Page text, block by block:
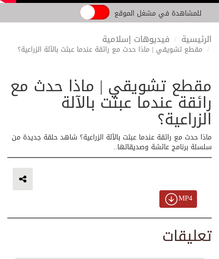
للمشاهدة في مشغل الموقع
الرئيسية فيديوهات إسلامية
مقطع تشويقي | ماذا حدث مع رائقة عندما عبثت بالآلة الزراعية؟
مقطع تشويقي | ماذا حدث مع
رائقة عندما عبثت بالآلة
الزراعية؟
ماذا حدث مع رائقة عندما عبثت بالآلة الزراعية؟ شاهد حلقة جديدة من
سلسلة برنامج عائشة وصديقاتها..
MP4
تعليقات